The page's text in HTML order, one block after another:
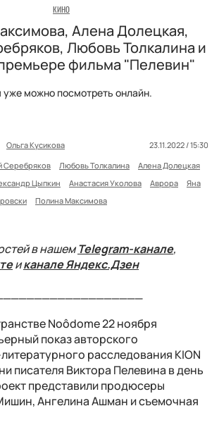
КИНО
Алена Долецкая,
Любовь Толкалина и
фильма "Пелевин"
можно посмотреть онлайн.
Ольга Кусикова
23.11.2022 / 15:30
Серебряков Любовь Толкалина
Алена Долецкая
Цыпкин Анастасия Уколова Аврора
Яна
Полина Максимова
в нашемTelegram-канале,
иканале Яндекс.Дзен
Noôdome 22 ноября
показ авторского
расследования KION
писателя Виктора Пелевина в день
представили продюсеры
Ангелина Ашман и съемочная